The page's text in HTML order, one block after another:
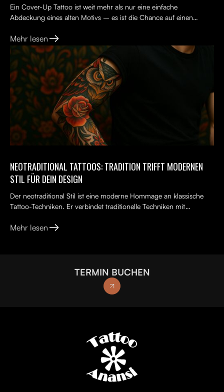
Ein Cover-Up Tattoo ist weit mehr als nur eine einfache
Abdeckung eines alten Motivs – es ist die Chance auf einen
Mehr lesen
NEOTRADITIONAL TATTOOS: TRADITION TRIFFT MODERNEN
STIL FÜR DEIN DESIGN
Der neotraditional Stil ist eine moderne Hommage an klassische
Tattoo-Techniken. Er verbindet traditionelle Techniken mit
Mehr lesen
TERMIN BUCHEN